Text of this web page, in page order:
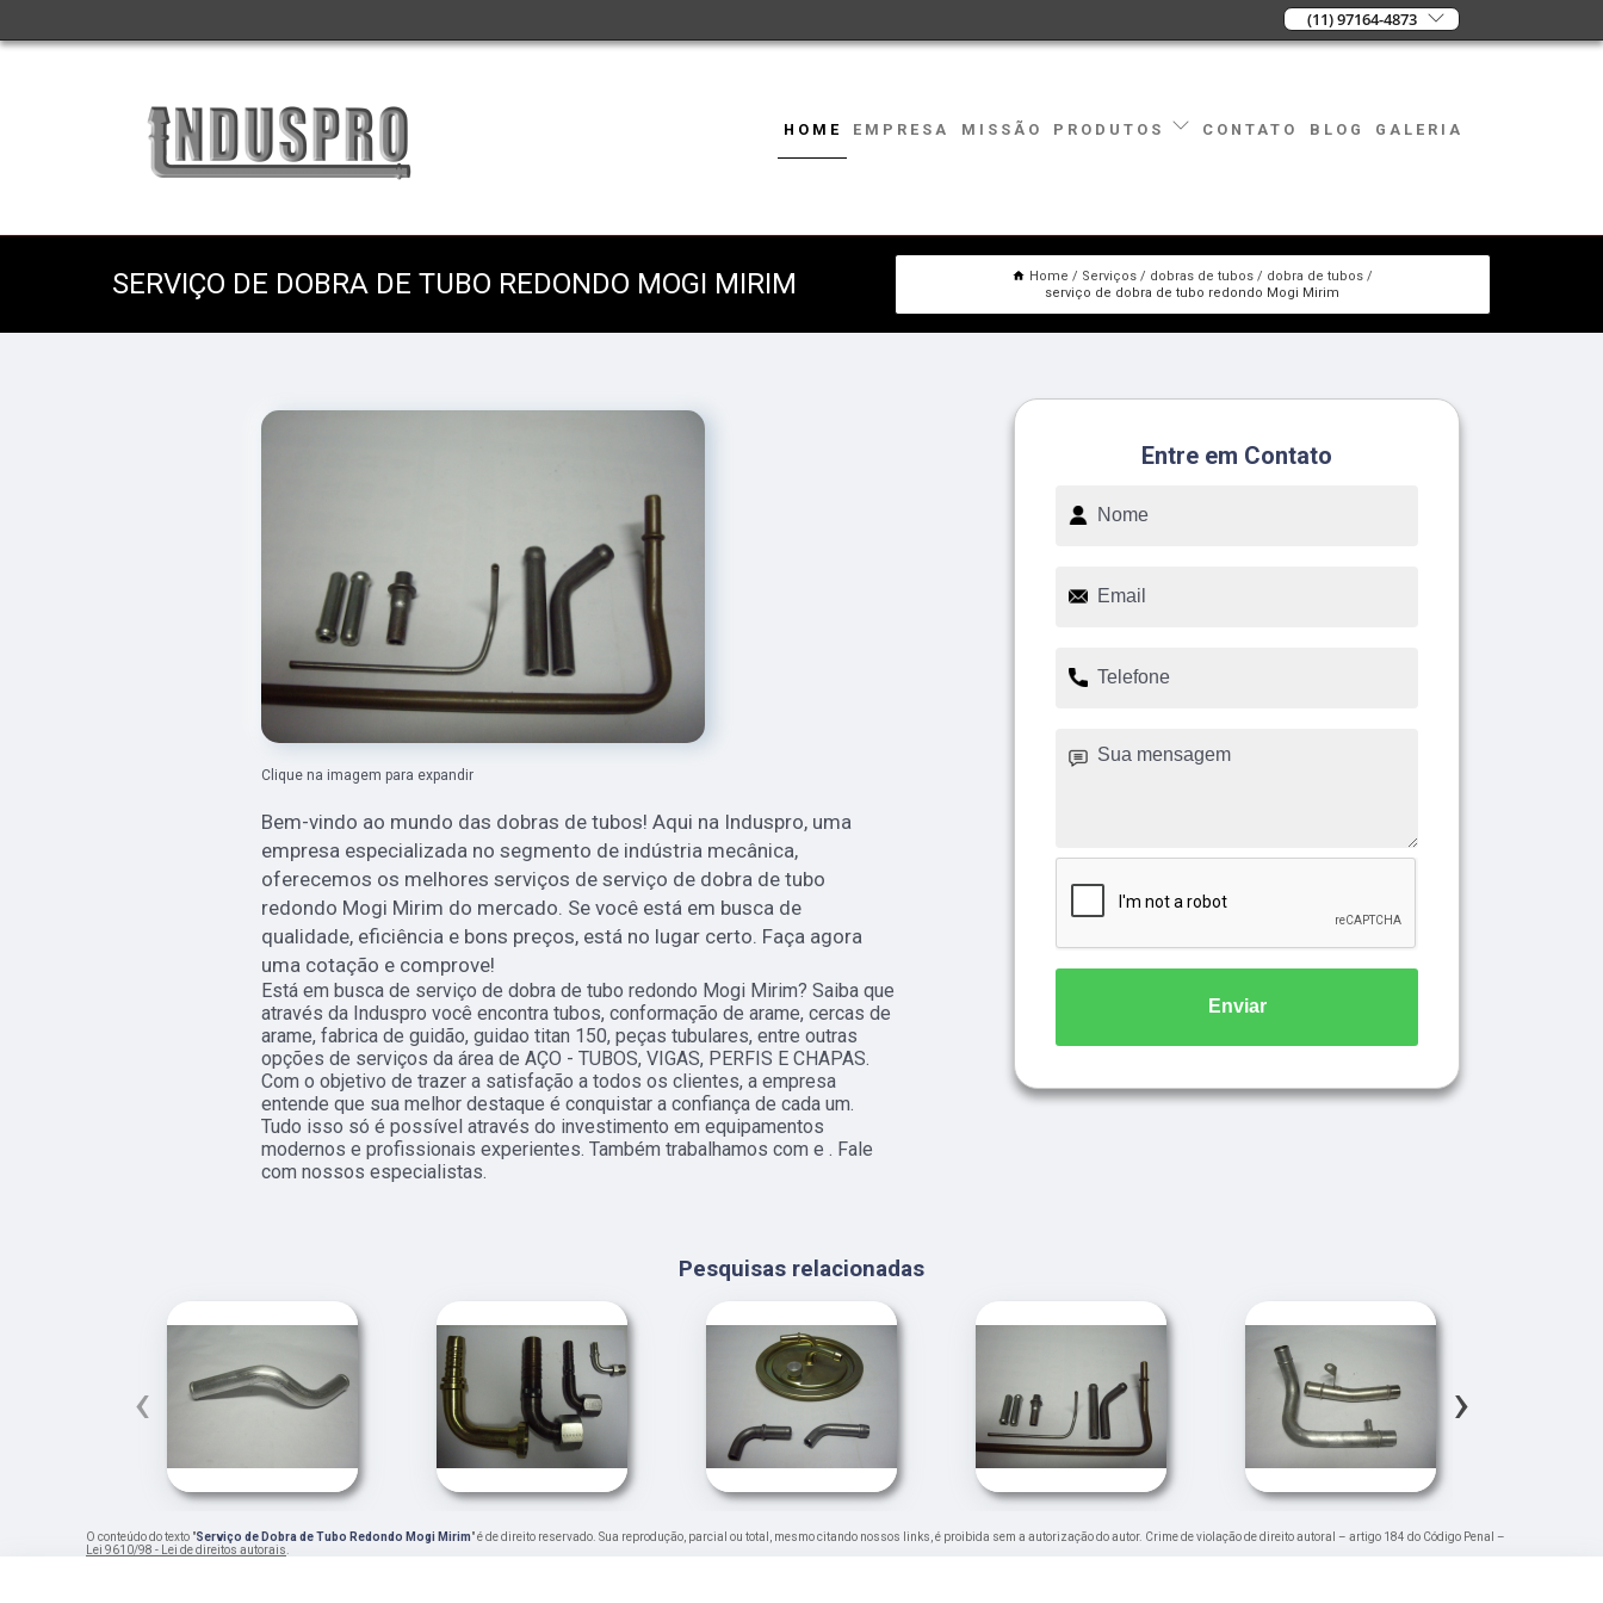
(11) 97164-4873
HOME EMPRESA MISSÃO PRODUTOS CONTATO BLOG GALERIA
SERVIÇO DE DOBRA DE TUBO REDONDO MOGI MIRIM Home Serviços dobras de tubos
dobra de tubos
serviço de dobra de tubo redondo Mogi Mirim
Clique na imagem para expandir
Bem-vindo ao mundo das dobras de tubos! Aqui na Induspro, uma
empresa especializada no segmento de indústria mecânica,
oferecemos os melhores serviços de serviço de dobra de tubo
redondo Mogi Mirim do mercado. Se você está em busca de
qualidade, eficiência e bons preços, está no lugar certo. Faça agora
uma cotação e comprove!
Está em busca de serviço de dobra de tubo redondo Mogi Mirim? Saiba que
através da Induspro você encontra tubos, conformação de arame, cercas de
arame, fabrica de guidão, guidao titan 150, peças tubulares, entre outras
opções de serviços da área de AÇO - TUBOS, VIGAS, PERFIS E CHAPAS.
Com o objetivo de trazer a satisfação a todos os clientes, a empresa
entende que sua melhor destaque é conquistar a confiança de cada um.
Tudo isso só é possível através do investimento em equipamentos
modernos e profissionais experientes. Também trabalhamos com e . Fale
com nossos especialistas.
Entre em Contato
Enviar
Pesquisas relacionadas
‹ ›
O conteúdo do texto "Serviço de Dobra de Tubo Redondo Mogi Mirim" é de direito reservado. Sua reprodução, parcial ou total, mesmo citando nossos links, é proibida sem a autorização do autor. Crime de violação de direito autoral – artigo 184 do Código Penal –
Lei 9610/98 - Lei de direitos autorais.